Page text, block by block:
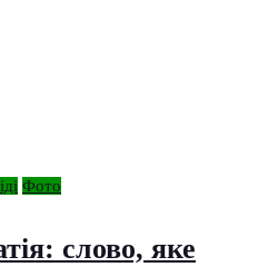
Фото
слово, яке